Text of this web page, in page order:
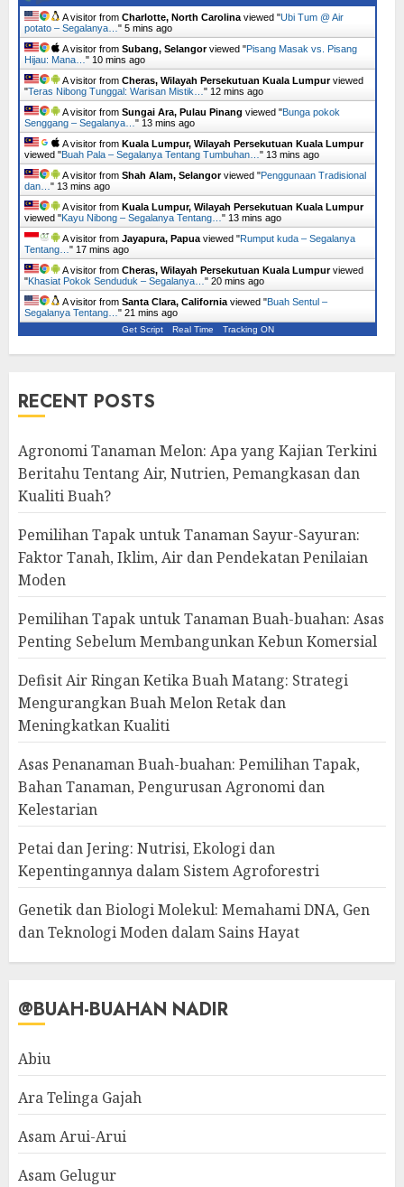
A visitor from Charlotte, North Carolina viewed "Ubi Tum @ Air
potato – Segalanya… " 5 mins ago
A visitor from Subang, Selangorviewed "Pisang Masak vs. Pisang
Hijau: Mana… " 10 mins ago
A visitor from Cheras, Wilayah Persekutuan Kuala Lumpurviewed
"Teras Nibong Tunggal: Warisan Mistik… " 12 mins ago
A visitor from Sungai Ara, Pulau Pinang viewed "Bunga pokok
Senggang – Segalanya… " 13 mins ago
A visitor from Kuala Lumpur, Wilayah Persekutuan Kuala Lumpur
viewed "Buah Pala – Segalanya Tentang Tumbuhan… " 13 mins ago
A visitor from Shah Alam, Selangorviewed "Penggunaan Tradisional
dan… " 13 mins ago
A visitor from Kuala Lumpur, Wilayah Persekutuan Kuala Lumpur
viewed "Kayu Nibong – Segalanya Tentang… " 13 mins ago
A visitor from Jayapura, Papua viewed "Rumput kuda – Segalanya
Tentang… " 17 mins ago
A visitor from Cheras, Wilayah Persekutuan Kuala Lumpurviewed
"Khasiat Pokok Senduduk – Segalanya… " 20 mins ago
A visitor from Santa Clara, California viewed "Buah Sentul –
Segalanya Tentang… " 21 mins ago
Get Script Real Time Tracking ON
RECENT POSTS
Agronomi Tanaman Melon: Apa yang Kajian Terkini
Beritahu Tentang Air, Nutrien, Pemangkasan dan
Kualiti Buah?
Pemilihan Tapak untuk Tanaman Sayur-Sayuran:
Faktor Tanah, Iklim, Air dan Pendekatan Penilaian
Moden
Pemilihan Tapak untuk Tanaman Buah-buahan: Asas
Penting Sebelum Membangunkan Kebun Komersial
Defisit Air Ringan Ketika Buah Matang: Strategi
Mengurangkan Buah Melon Retak dan
Meningkatkan Kualiti
Asas Penanaman Buah-buahan: Pemilihan Tapak,
Bahan Tanaman, Pengurusan Agronomi dan
Kelestarian
Petai dan Jering: Nutrisi, Ekologi dan
Kepentingannya dalam Sistem Agroforestri
Genetik dan Biologi Molekul: Memahami DNA, Gen
dan Teknologi Moden dalam Sains Hayat
@BUAH-BUAHAN NADIR
Abiu
Ara Telinga Gajah
Asam Arui-Arui
Asam Gelugur